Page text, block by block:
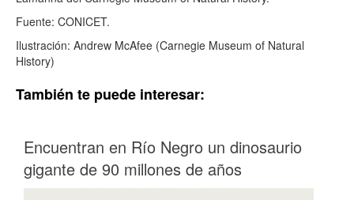
Fuente: CONICET.
Ilustración: Andrew McAfee (Carnegie Museum of Natural
History)
También te puede interesar:
Encuentran en Río Negro un dinosaurio
gigante de 90 millones de años